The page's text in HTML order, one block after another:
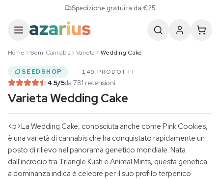
Spedizione gratuita da €25
Home Semi Cannabis Varieta Wedding Cake
SEEDSHOP 149 PRODOTTI
4.5/5da 781 recensioni
Varieta Wedding Cake
<p>La Wedding Cake, conosciuta anche come Pink Cookies,
è una varietà di cannabis che ha conquistato rapidamente un
posto di rilievo nel panorama genetico mondiale. Nata
dall'incrocio tra Triangle Kush e Animal Mints, questa genetica
a dominanza indica è celebre per il suo profilo terpenico